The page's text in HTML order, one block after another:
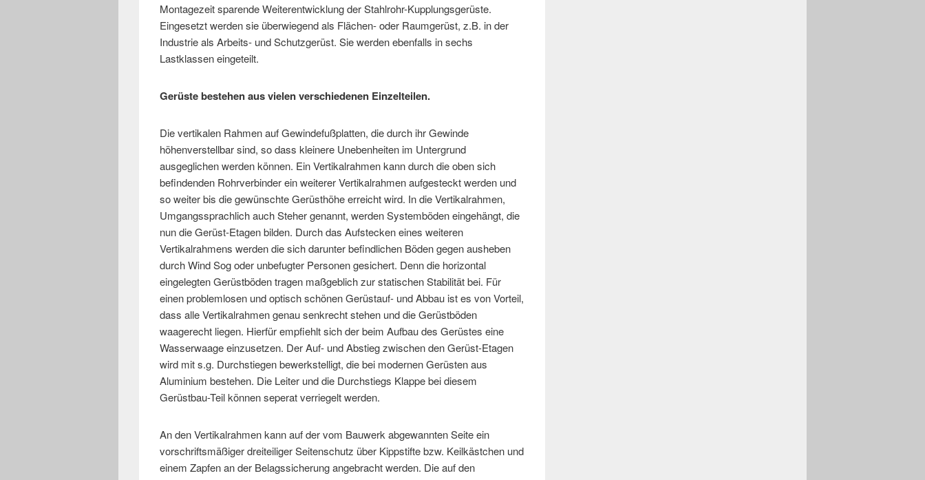
Montagezeit sparende Weiterentwicklung der Stahlrohr-Kupplungsgerüste.
Eingesetzt werden sie überwiegend als Flächen- oder Raumgerüst, z.B. in der
Industrie als Arbeits- und Schutzgerüst. Sie werden ebenfalls in sechs
Lastklassen eingeteilt.
Gerüste bestehen aus vielen verschiedenen Einzelteilen.
Die vertikalen Rahmen auf Gewindefußplatten, die durch ihr Gewinde
höhenverstellbar sind, so dass kleinere Unebenheiten im Untergrund
ausgeglichen werden können. Ein Vertikalrahmen kann durch die oben sich
befindenden Rohrverbinder ein weiterer Vertikalrahmen aufgesteckt werden und
so weiter bis die gewünschte Gerüsthöhe erreicht wird. In die Vertikalrahmen,
Umgangssprachlich auch Steher genannt, werden Systemböden eingehängt, die
nun die Gerüst-Etagen bilden. Durch das Aufstecken eines weiteren
Vertikalrahmens werden die sich darunter befindlichen Böden gegen ausheben
durch Wind Sog oder unbefugter Personen gesichert. Denn die horizontal
eingelegten Gerüstböden tragen maßgeblich zur statischen Stabilität bei. Für
einen problemlosen und optisch schönen Gerüstauf- und Abbau ist es von Vorteil,
dass alle Vertikalrahmen genau senkrecht stehen und die Gerüstböden
waagerecht liegen. Hierfür empfiehlt sich der beim Aufbau des Gerüstes eine
Wasserwaage einzusetzen. Der Auf- und Abstieg zwischen den Gerüst-Etagen
wird mit s.g. Durchstiegen bewerkstelligt, die bei modernen Gerüsten aus
Aluminium bestehen. Die Leiter und die Durchstiegs Klappe bei diesem
Gerüstbau-Teil können seperat verriegelt werden.
An den Vertikalrahmen kann auf der vom Bauwerk abgewannten Seite ein
vorschriftsmäßiger dreiteiliger Seitenschutz über Kippstifte bzw. Keilkästchen und
einem Zapfen an der Belagssicherung angebracht werden. Die auf den